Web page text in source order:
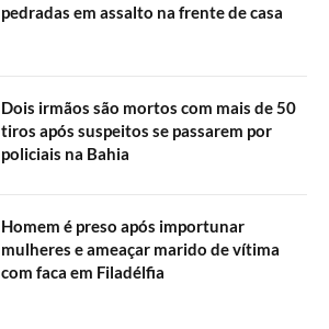
pedradas em assalto na frente de casa
Dois irmãos são mortos com mais de 50
tiros após suspeitos se passarem por
policiais na Bahia
Homem é preso após importunar
mulheres e ameaçar marido de vítima
com faca em Filadélfia